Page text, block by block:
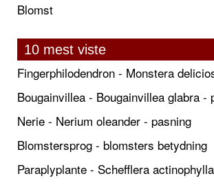
Blomst
10 mest viste
Fingerphilodendron - Monstera
Bougainvillea - Bougainvillea glabra -
Nerie - Nerium oleander - pasning
Blomstersprog - blomsters betydning
Paraplyplante - Schefflera